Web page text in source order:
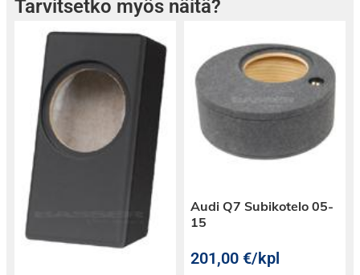
Tarvitsetko myös näitä?
Audi Q7 Subikotelo 05-
15
201,00€/kpl